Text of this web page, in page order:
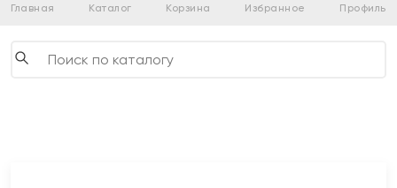
Главная Каталог Корзина Избранное Профиль